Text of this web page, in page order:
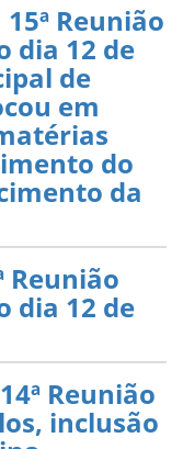
Reunião
dia 12 de
de
em
do
da
Reunião
dia 12 de
Reunião
inclusão